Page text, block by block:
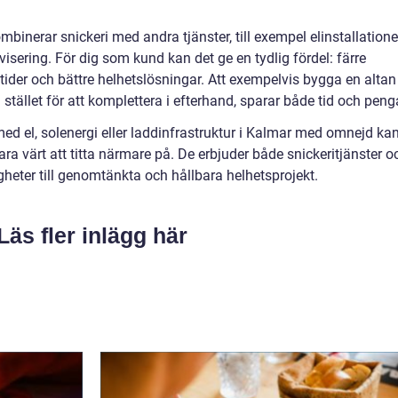
snickeri med andra tjänster, till exempel
För dig som kund kan det ge en tydlig fördel: färre
och bättre helhetslösningar. Att exempelvis bygga en altan
för att komplettera i efterhand, sparar både tid och
el, solenergi eller laddinfrastruktur i Kalmar med omnejd
värt att titta närmare på. De erbjuder både snickeritjänster
till genomtänkta och hållbara helhetsprojekt.
fler inlägg här